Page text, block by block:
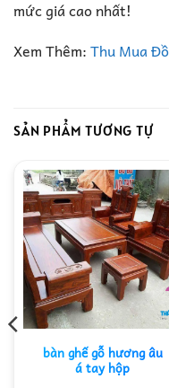
mức giá cao nhất!
Xem Thêm:Thu Mua
SẢN PHẨM TƯƠNG TỰ
bàn ghế gỗ hương âu
á tay hộp